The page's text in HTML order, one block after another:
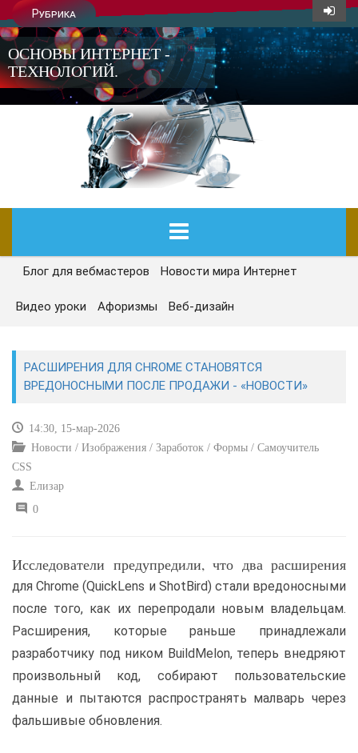
Рубрика
ОСНОВЫ ИНТЕРНЕТ -
ТЕХНОЛОГИЙ.
ГЛАВНАЯ
СЕГОДНЯ
САЙТОСТРОЕНИЕ
РЕМОНТ И СОВЕТЫ
УЧЕБНИК CSS
Блог для вебмастеров Новости мира Интернет
Видео уроки Афоризмы Веб-дизайн
РАСШИРЕНИЯ ДЛЯ CHROME СТАНОВЯТСЯ
ВРЕДОНОСНЫМИ ПОСЛЕ ПРОДАЖИ - «НОВОСТИ»
14:30, 15-мар-2026
Новости / Изображения / Заработок / Формы / Самоучитель
CSS
Елизар
0
Исследователи предупредили, что два расширения
для Chrome (QuickLens и ShotBird) стали вредоносными
после того, как их перепродали новым владельцам.
Расширения, которые раньше принадлежали
разработчику под ником BuildMelon, теперь внедряют
произвольный код, собирают пользовательские
данные и пытаются распространять малварь через
фальшивые обновления.